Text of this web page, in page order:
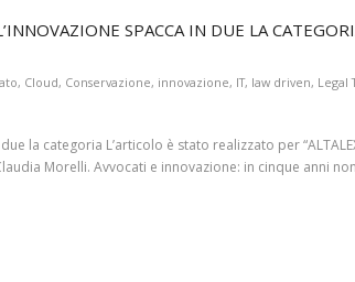
SPACCA IN DUE LA
, Cloud, Conservazione, innovazione, IT, law driven, Legal
la categoria L’articolo è stato realizzato per
Morelli. Avvocati e innovazione: in cinque anni